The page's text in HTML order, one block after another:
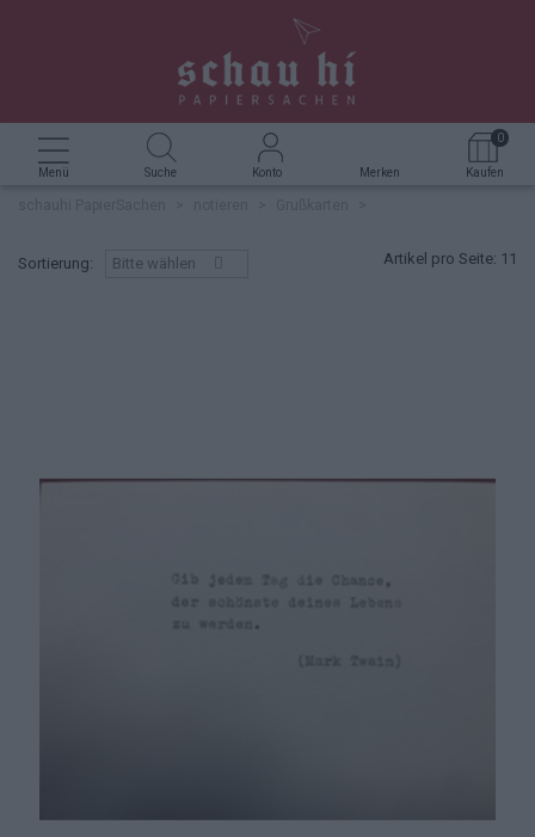
Menü Suche Konto Merken
0
Kaufen
TINTE & TUSCHE
BOXEN & SCHACHTELN
KREATIVZUBEHÖR
ROTERFADEN TASCHENBEGLEITER
DEKORATIVES & NÜTZLICHES
UNTERSETZER HOLZPOST
360 GRAD SACHEN
Sortierung: Bitte wählen Artikel pro Seite: 11